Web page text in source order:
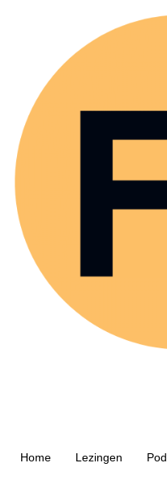
Home Lezingen